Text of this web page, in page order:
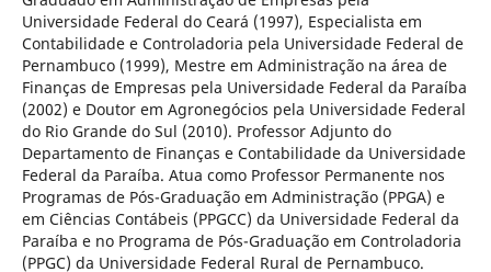
Universidade Federal do Ceará (1997), Especialista em
Contabilidade e Controladoria pela Universidade Federal de
Pernambuco (1999), Mestre em Administração na área de
Finanças de Empresas pela Universidade Federal da Paraíba
(2002) e Doutor em Agronegócios pela Universidade Federal
do Rio Grande do Sul (2010). Professor Adjunto do
Departamento de Finanças e Contabilidade da Universidade
Federal da Paraíba. Atua como Professor Permanente nos
Programas de Pós-Graduação em Administração (PPGA) e
em Ciências Contábeis (PPGCC) da Universidade Federal da
Paraíba e no Programa de Pós-Graduação em Controladoria
(PPGC) da Universidade Federal Rural de Pernambuco.